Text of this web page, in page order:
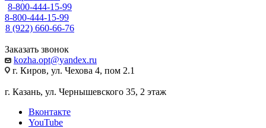
8-800-444-15-99
8-800-444-15-99
8 (922) 660-66-76
Заказать звонок
kozha.opt@yandex.ru
г. Киров, ул. Чехова 4, пом 2.1
г. Казань, ул. Чернышевского 35, 2 этаж
Вконтакте
YouTube